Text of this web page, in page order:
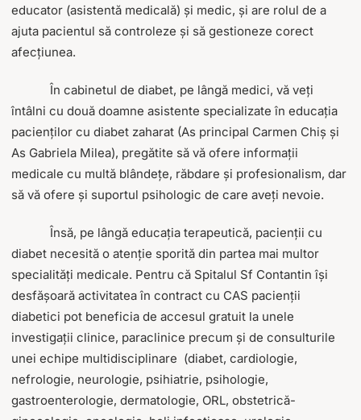
educator (asistentă medicală) și medic, și are rolul de a
ajuta pacientul să controleze și să gestioneze corect
afecțiunea.
În cabinetul de diabet, pe lângă medici, vă veți
întâlni cu două doamne asistente specializate în educația
pacienților cu diabet zaharat (As principal Carmen Chiș și
As Gabriela Milea), pregătite să vă ofere informații
medicale cu multă blândețe, răbdare și profesionalism, dar
să vă ofere și suportul psihologic de care aveți nevoie.
Însă, pe lângă educația terapeutică, pacienții cu
diabet necesită o atenție sporită din partea mai multor
specialități medicale. Pentru că Spitalul Sf Contantin își
desfășoară activitatea în contract cu CAS pacienții
diabetici pot beneficia de accesul gratuit la unele
investigații clinice, paraclinice precum și de consulturile
unei echipe multidisciplinare (diabet, cardiologie,
nefrologie, neurologie, psihiatrie, psihologie,
gastroenterologie, dermatologie, ORL, obstetrică-